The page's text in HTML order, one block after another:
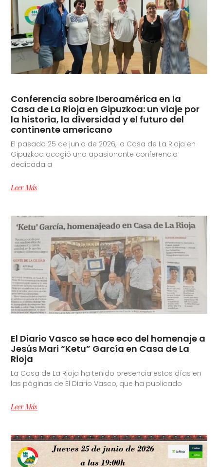
Conferencia sobre Iberoamérica en la
Casa de La Rioja en Gipuzkoa: un viaje por
la historia, la diversidad y el futuro del
continente americano
El pasado 25 de junio de 2026, la Casa de La Rioja en
Gipuzkoa acogió una apasionante conferencia
dedicada a
Leer Más
El Diario Vasco se hace eco del homenaje a
Jesús Mari “Ketu” García en Casa de La
Rioja
La Casa de La Rioja ha tenido presencia estos días en
las páginas de El Diario Vasco, que ha publicado
Leer Más